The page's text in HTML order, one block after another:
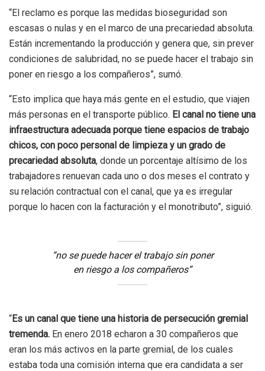
“El reclamo es porque las medidas bioseguridad son
escasas o nulas y en el marco de una precariedad absoluta.
Están incrementando la producción y genera que, sin prever
condiciones de salubridad, no se puede hacer el trabajo sin
poner en riesgo a los compañeros”, sumó.
“Esto implica que haya más gente en el estudio, que viajen
más personas en el transporte público. El canal no tiene una
infraestructura adecuada porque tiene espacios de trabajo
chicos, con poco personal de limpieza y un grado de
precariedad absoluta, donde un porcentaje altísimo de los
trabajadores renuevan cada uno o dos meses el contrato y
su relación contractual con el canal, que ya es irregular
porque lo hacen con la facturación y el monotributo”, siguió.
“no se puede hacer el trabajo sin poner
en riesgo a los compañeros”
“Es un canal que tiene una historia de persecución gremial
tremenda. En enero 2018 echaron a 30 compañeros que
eran los más activos en la parte gremial, de los cuales
estaba toda una comisión interna que era candidata a ser